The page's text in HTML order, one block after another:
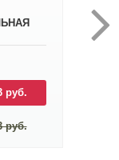
руб.
руб.